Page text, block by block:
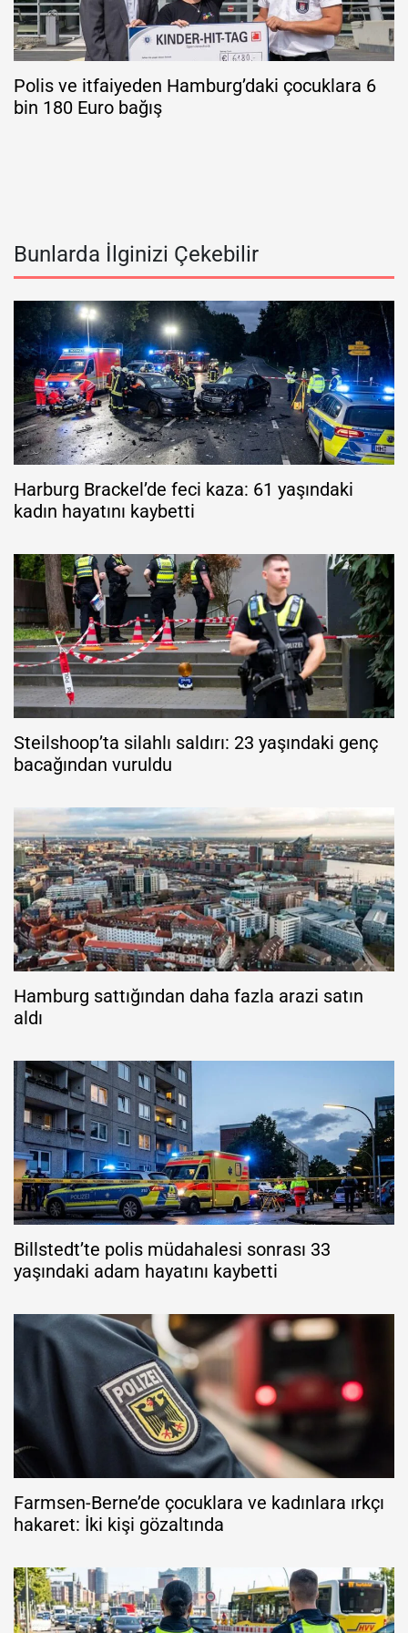
Polis ve itfaiyeden Hamburg’daki çocuklara 6
bin 180 Euro bağış
Bunlarda İlginizi Çekebilir
Harburg Brackel’de feci kaza: 61 yaşındaki
kadın hayatını kaybetti
Steilshoop’ta silahlı saldırı: 23 yaşındaki genç
bacağından vuruldu
Hamburg sattığından daha fazla arazi satın
aldı
Billstedt’te polis müdahalesi sonrası 33
yaşındaki adam hayatını kaybetti
Farmsen-Berne’de çocuklara ve kadınlara ırkçı
hakaret: İki kişi gözaltında